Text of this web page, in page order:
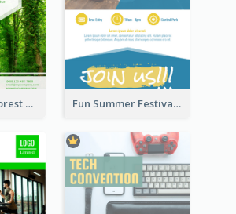
Eco Tourism Forest Flyer Fun Summer Festival Flyers